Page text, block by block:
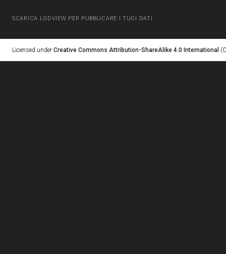
SCARICA LODVIEW PER PUBBLICARE I TUOI DATI
Licensed under Creative Commons Attribution-ShareAlike 4.0 International